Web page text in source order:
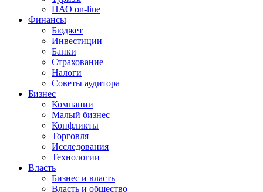
НАО on-line
Финансы
Бюджет
Инвестиции
Банки
Страхование
Налоги
Советы аудитора
Бизнес
Компании
Малый бизнес
Конфликты
Торговля
Исследования
Технологии
Власть
Бизнес и власть
Власть и общество